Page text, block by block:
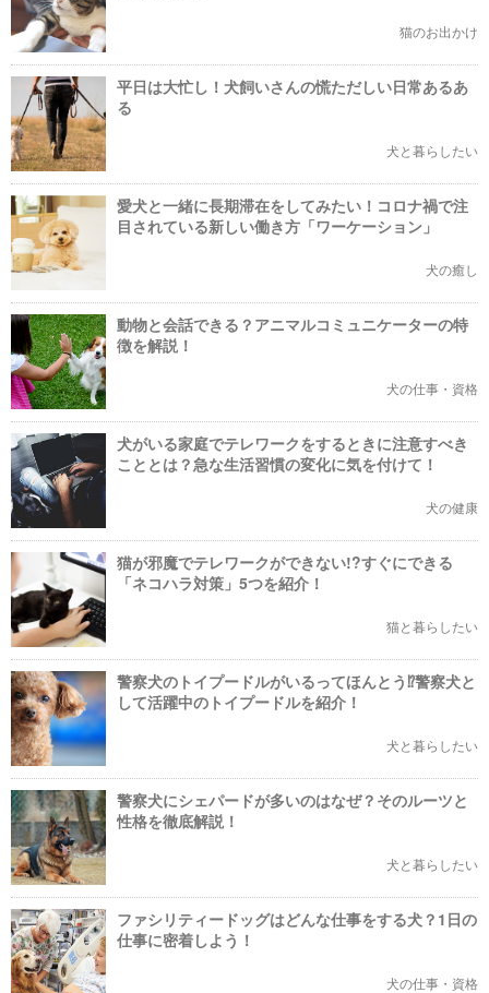
猫のお出かけ
平日は大忙し！犬飼いさんの慌ただしい日常あるあ
る
犬と暮らしたい
愛犬と一緒に長期滞在をしてみたい！コロナ禍で注
目されている新しい働き方「ワーケーション」
犬の癒し
動物と会話できる？アニマルコミュニケーターの特
徴を解説！
犬の仕事・資格
犬がいる家庭でテレワークをするときに注意すべき
こととは？急な生活習慣の変化に気を付けて！
犬の健康
猫が邪魔でテレワークができない!?すぐにできる
「ネコハラ対策」5つを紹介！
猫と暮らしたい
警察犬のトイプードルがいるってほんとう⁉警察犬と
して活躍中のトイプードルを紹介！
犬と暮らしたい
警察犬にシェパードが多いのはなぜ？そのルーツと
性格を徹底解説！
犬と暮らしたい
ファシリティードッグはどんな仕事をする犬？1日の
仕事に密着しよう！
犬の仕事・資格